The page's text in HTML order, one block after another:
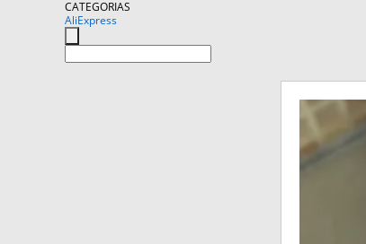
CATEGORIAS
AliExpress